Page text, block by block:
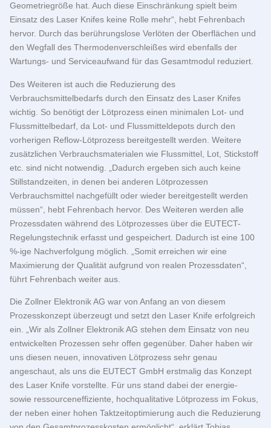
Geometriegröße hat. Auch diese Einschränkung spielt beim
Einsatz des Laser Knifes keine Rolle mehr“, hebt Fehrenbach
hervor. Durch das berührungslose Verlöten der Oberflächen und
den Wegfall des Thermodenverschleißes wird ebenfalls der
Wartungs- und Serviceaufwand für das Gesamtmodul reduziert.
Des Weiteren ist auch die Reduzierung des
Verbrauchsmittelbedarfs durch den Einsatz des Laser Knifes
wichtig. So benötigt der Lötprozess einen minimalen Lot- und
Flussmittelbedarf, da Lot- und Flussmitteldepots durch den
vorherigen Reflow-Lötprozess bereitgestellt werden. Weitere
zusätzlichen Verbrauchsmaterialen wie Flussmittel, Lot, Stickstoff
etc. sind nicht notwendig. „Dadurch ergeben sich auch keine
Stillstandzeiten, in denen bei anderen Lötprozessen
Verbrauchsmittel nachgefüllt oder wieder bereitgestellt werden
müssen“, hebt Fehrenbach hervor. Des Weiteren werden alle
Prozessdaten während des Lötprozesses über die EUTECT-
Regelungstechnik erfasst und gespeichert. Dadurch ist eine 100
%-ige Nachverfolgung möglich. „Somit erreichen wir eine
Maximierung der Qualität aufgrund von realen Prozessdaten“,
führt Fehrenbach weiter aus.
Die Zollner Elektronik AG war von Anfang an von diesem
Prozesskonzept überzeugt und setzt den Laser Knife erfolgreich
ein. „Wir als Zollner Elektronik AG stehen dem Einsatz von neu
entwickelten Prozessen sehr offen gegenüber. Daher haben wir
uns diesen neuen, innovativen Lötprozess sehr genau
angeschaut, als uns die EUTECT GmbH erstmalig das Konzept
des Laser Knife vorstellte. Für uns stand dabei der energie-
sowie ressourceneffiziente, hochqualitative Lötprozess im Fokus,
der neben einer hohen Taktzeitoptimierung auch die Reduzierung